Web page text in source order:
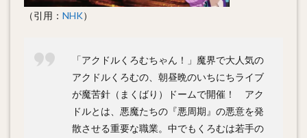
（引用： NHK）
「アクドルくろむちゃん！」魔界で大人気の
アクドルくろむの、朝昼晩のいちにちライブ
が魔苦針（まくばり）ドームで開催！ アク
ドルとは、悪魔たちの『悪周期』の悪意を発
散させる重要な職業。中でもくろむは若手の